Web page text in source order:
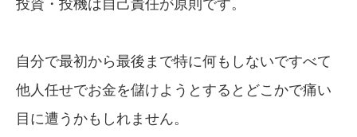
投資・投機は自己責任が原則です。
自分で最初から最後まで特に何もしないですべて
他人任せでお金を儲けようとするとどこかで痛い
目に遭うかもしれません。